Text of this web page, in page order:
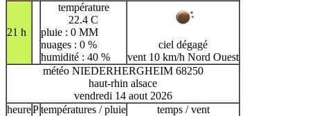
21 h
température
22.4 C
pluie : 0 MM
nuages : 0 %
humidité : 40 %
ciel dégagé
vent 10 km/h Nord Ouest
météo NIEDERHERGHEIM 68250
haut-rhin alsace
vendredi 14 aout 2026
heurePtempératures / pluie temps / vent